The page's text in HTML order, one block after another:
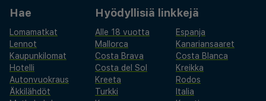
Hae
Lomamatkat
Lennot
Kaupunkilomat
Hotelli
Autonvuokraus
Äkkilähdöt
Hyödyllisiä linkkejä
Alle 18 vuotta
Espanja
Mallorca
Kanariansaaret
Costa Brava
Costa Blanca
Costa del Sol
Kreikka
Kreeta
Rodos
Turkki
Italia